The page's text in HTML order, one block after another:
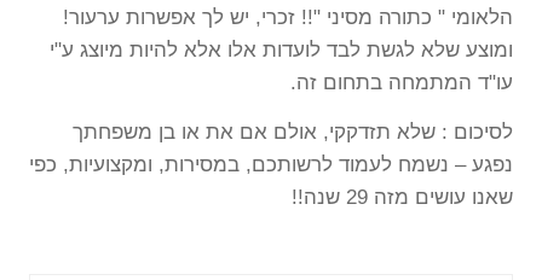
הלאומי " כתורה מסיני "!! זכרי, יש לך אפשרות ערעור!
ומוצע שלא לגשת לבד לועדות אלו אלא להיות מיוצג ע"י
עו"ד המתמחה בתחום זה.
לסיכום : שלא תזדקקי, אולם אם את או בן משפחתך
נפגע – נשמח לעמוד לרשותכם, במסירות, ומקצועיות, כפי
שאנו עושים מזה 29 שנה!!